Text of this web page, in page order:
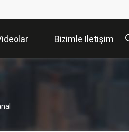
Bizimle Iletişim